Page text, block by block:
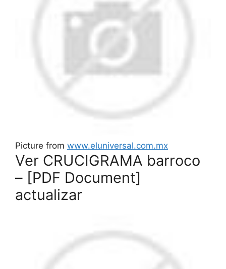
Picture from www.eluniversal.com.mx
Ver CRUCIGRAMA barroco
– [PDF Document]
actualizar